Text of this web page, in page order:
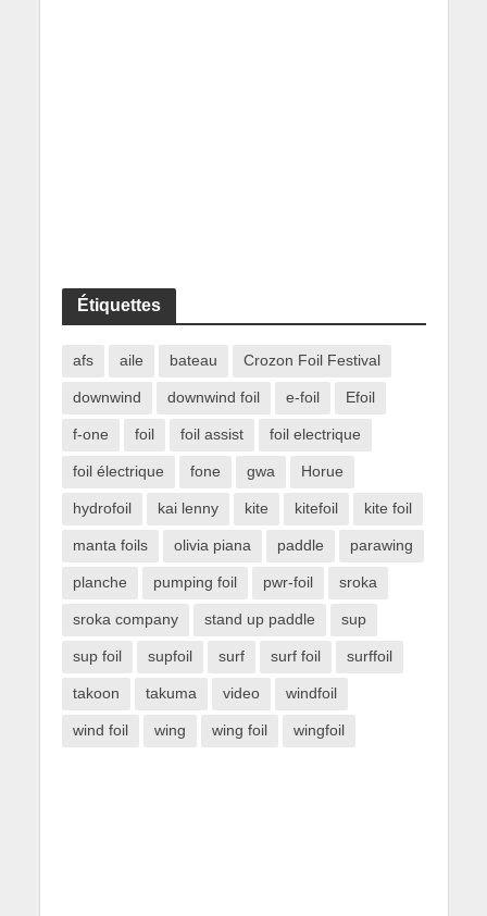
Étiquettes
afs aile bateau Crozon Foil Festival
downwind downwind foil e-foil Efoil
f-one foil foil assist foil electrique
foil électrique fone gwa Horue
hydrofoil kai lenny kite kitefoil kite foil
manta foils olivia piana paddle parawing
planche pumping foil pwr-foil sroka
sroka company stand up paddle sup
sup foil supfoil surf surf foil surffoil
takoon takuma video windfoil
wind foil wing wing foil wingfoil